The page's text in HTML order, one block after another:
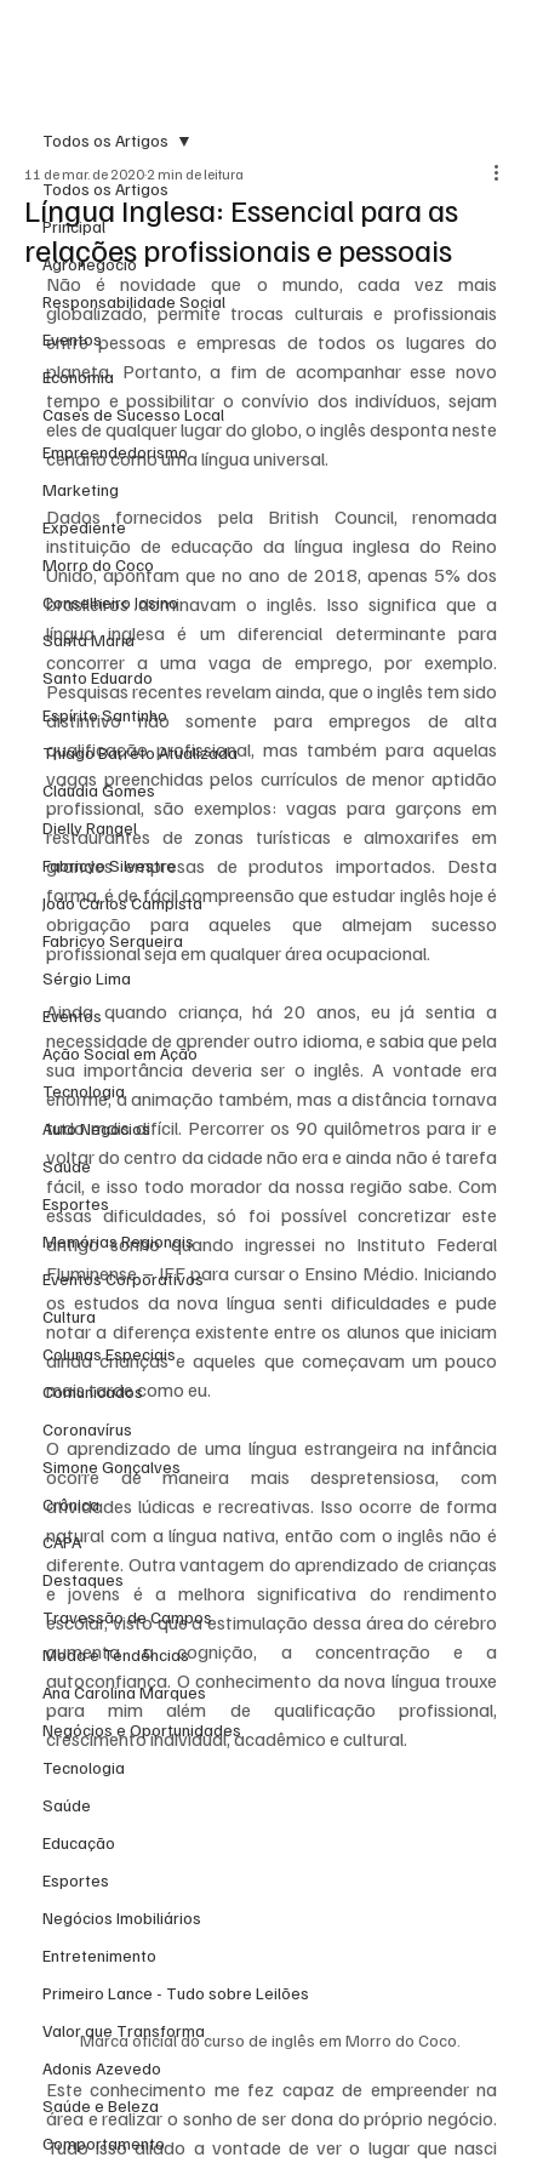
Todos os Artigos
Principal
Agronegócio
Responsabilidade Social
Eventos
Economia
Cases de Sucesso Local
Empreendedorismo
Marketing
Expediente
Morro do Coco
Conselheiro Josino
Santa Maria
Santo Eduardo
Espírito Santinho
Thiago Barreto Atualizada
Cláudia Gomes
Dielly Rangel
Fabricyo Silvestre
João Carlos Campista
Fabricyo Serqueira
Sérgio Lima
Eventos
Ação Social em Ação
Tecnologia
Auto Negócios
Saúde
Esportes
Memórias Regionais
Eventos Corporativos
Cultura
Colunas Especiais
Comunicados
Coronavírus
Simone Gonçalves
Crônica
CAPA
Destaques
Travessão de Campos
Moda e Tendências
Ana Carolina Marques
Negócios e Oportunidades
Tecnologia
Saúde
Educação
Esportes
Negócios Imobiliários
Entretenimento
Primeiro Lance - Tudo sobre Leilões
Valor que Transforma
Adonis Azevedo
Saúde e Beleza
Comportamento
Todos os Artigos
Língua Inglesa: Essencial para as
relações profissionais e pessoais
11 de mar. de 2020 2 min de leitura
Não é novidade que o mundo, cada vez mais
globalizado, permite trocas culturais e profissionais
entre pessoas e empresas de todos os lugares do
planeta. Portanto, a fim de acompanhar esse novo
tempo e possibilitar o convívio dos indivíduos, sejam
eles de qualquer lugar do globo, o inglês desponta neste
cenário como uma língua universal.
Dados fornecidos pela British Council, renomada
instituição de educação da língua inglesa do Reino
Unido, apontam que no ano de 2018, apenas 5% dos
brasileiros dominavam o inglês. Isso significa que a
língua inglesa é um diferencial determinante para
concorrer a uma vaga de emprego, por exemplo.
Pesquisas recentes revelam ainda, que o inglês tem sido
distintivo não somente para empregos de alta
qualificação profissional, mas também para aquelas
vagas preenchidas pelos currículos de menor aptidão
profissional, são exemplos: vagas para garçons em
restaurantes de zonas turísticas e almoxarifes em
grandes empresas de produtos importados. Desta
forma, é de fácil compreensão que estudar inglês hoje é
obrigação para aqueles que almejam sucesso
profissional seja em qualquer área ocupacional.
Ainda quando criança, há 20 anos, eu já sentia a
necessidade de aprender outro idioma, e sabia que pela
sua importância deveria ser o inglês. A vontade era
enorme, a animação também, mas a distância tornava
tudo mais difícil. Percorrer os 90 quilômetros para ir e
voltar do centro da cidade não era e ainda não é tarefa
fácil, e isso todo morador da nossa região sabe. Com
essas dificuldades, só foi possível concretizar este
antigo sonho quando ingressei no Instituto Federal
Fluminense – IFF para cursar o Ensino Médio. Iniciando
os estudos da nova língua senti dificuldades e pude
notar a diferença existente entre os alunos que iniciam
ainda crianças e aqueles que começavam um pouco
mais tarde como eu.
O aprendizado de uma língua estrangeira na infância
ocorre de maneira mais despretensiosa, com
atividades lúdicas e recreativas. Isso ocorre de forma
natural com a língua nativa, então com o inglês não é
diferente. Outra vantagem do aprendizado de crianças
e jovens é a melhora significativa do rendimento
escolar, visto que a estimulação dessa área do cérebro
aumenta a cognição, a concentração e a
autoconfiança. O conhecimento da nova língua trouxe
para mim além de qualificação profissional,
crescimento individual, acadêmico e cultural.
Marca oficial do curso de inglês em Morro do Coco.
Este conhecimento me fez capaz de empreender na
área e realizar o sonho de ser dona do próprio negócio.
Tudo isso aliado a vontade de ver o lugar que nasci